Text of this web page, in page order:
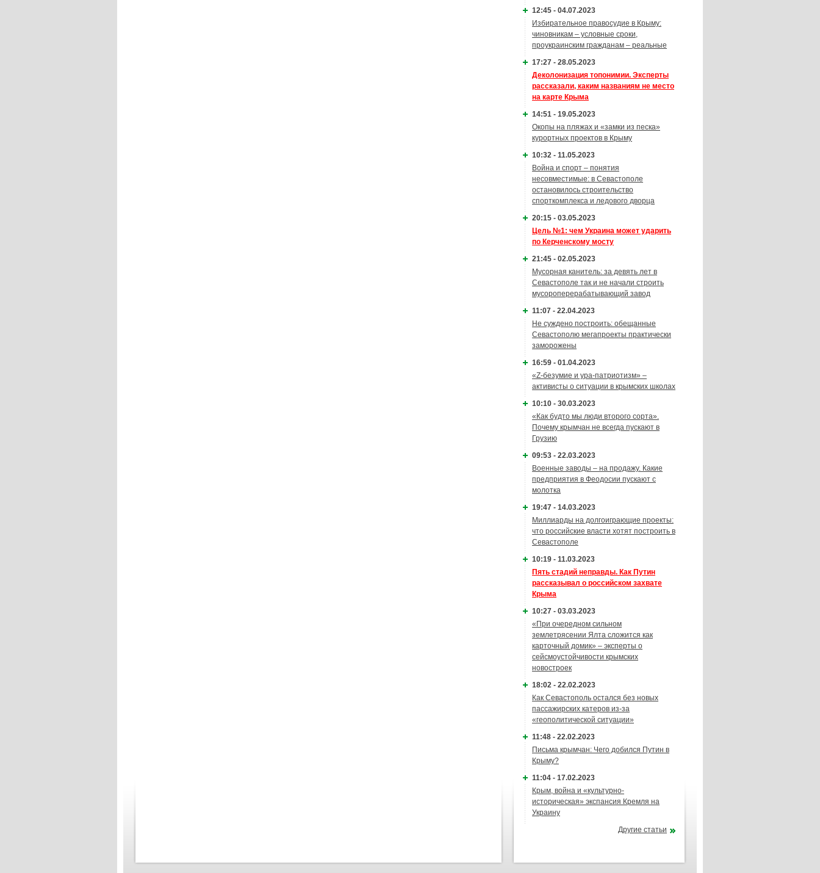
12:45 - 04.07.2023
Избирательное правосудие в Крыму:
чиновникам – условные сроки,
проукраинским гражданам – реальные
17:27 - 28.05.2023
Деколонизация топонимии. Эксперты
рассказали, каким названиям не место
на карте Крыма
14:51 - 19.05.2023
Окопы на пляжах и «замки из песка»
курортных проектов в Крыму
10:32 - 11.05.2023
Война и спорт – понятия
несовместимые: в Севастополе
остановилось строительство
спорткомплекса и ледового дворца
20:15 - 03.05.2023
Цель №1: чем Украина может ударить
по Керченскому мосту
21:45 - 02.05.2023
Мусорная канитель: за девять лет в
Севастополе так и не начали строить
мусороперерабатывающий завод
11:07 - 22.04.2023
Не суждено построить: обещанные
Севастополю мегапроекты практически
заморожены
16:59 - 01.04.2023
«Z-безумие и ура-патриотизм» –
активисты о ситуации в крымских школах
10:10 - 30.03.2023
«Как будто мы люди второго сорта».
Почему крымчан не всегда пускают в
Грузию
09:53 - 22.03.2023
Военные заводы – на продажу. Какие
предприятия в Феодосии пускают с
молотка
19:47 - 14.03.2023
Миллиарды на долгоиграющие проекты:
что российские власти хотят построить в
Севастополе
10:19 - 11.03.2023
Пять стадий неправды. Как Путин
рассказывал о российском захвате
Крыма
10:27 - 03.03.2023
«При очередном сильном
землетрясении Ялта сложится как
карточный домик» – эксперты о
сейсмоустойчивости крымских
новостроек
18:02 - 22.02.2023
Как Севастополь остался без новых
пассажирских катеров из-за
«геополитической ситуации»
11:48 - 22.02.2023
Письма крымчан: Чего добился Путин в
Крыму?
11:04 - 17.02.2023
Крым, война и «культурно-
историческая» экспансия Кремля на
Украину
Другие статьи